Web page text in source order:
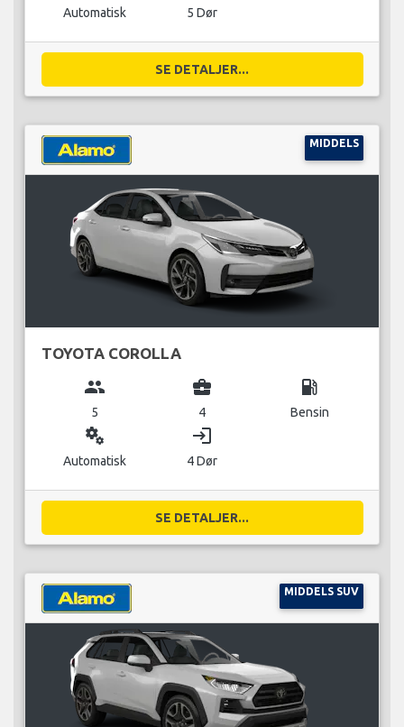
Automatisk 5 Dør
SE DETALJER...
MIDDELS
TOYOTA COROLLA
group
5
business_center
4
local_gas_station
Bensin
miscellaneous_services
Automatisk
login
4 Dør
SE DETALJER...
MIDDELS SUV